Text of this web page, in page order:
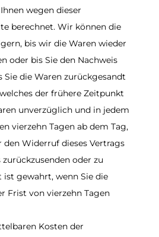
wegen dieser
berechnet. Wir können die
bis wir die Waren wieder
oder bis Sie den Nachweis
Sie die Waren zurückgesandt
der frühere Zeitpunkt
unverzüglich und in jedem
vierzehn Tagen ab dem Tag,
den Widerruf dieses Vertrags
oder zu
ist gewahrt, wenn Sie die
Frist von vierzehn Tagen
Kosten der